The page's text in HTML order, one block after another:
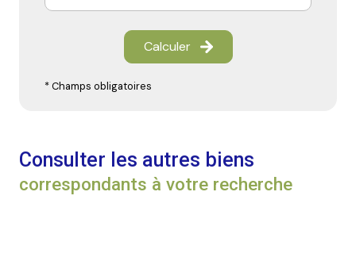
Calculer
* Champs obligatoires
Consulter les autres biens
correspondants à votre recherche